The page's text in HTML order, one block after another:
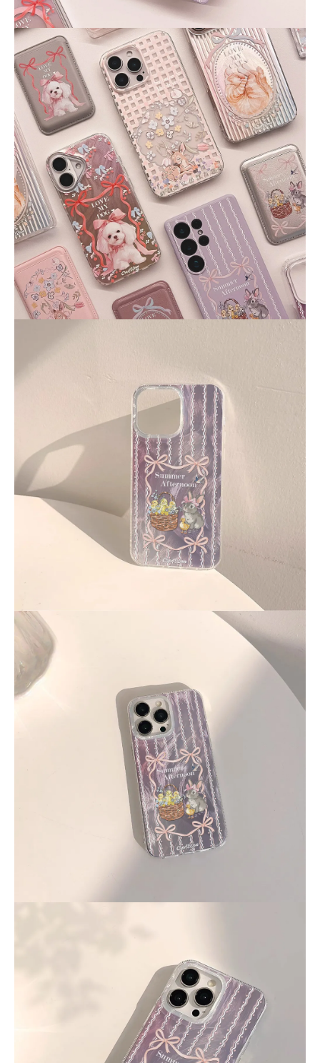
NT$ 129
NT$ 159
- +
視束口斜背包
NT$ 159
NT$ 189
- +NT$ 219
NT$ 249
-
加入購物車
瀏覽更多